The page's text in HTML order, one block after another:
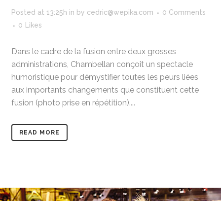
Posted at 13:25h in by cedric@wepika.com
0 Comments
0
Likes
Dans le cadre de la fusion entre deux grosses
administrations, Chambellan conçoit un spectacle
humoristique pour démystifier toutes les peurs liées
aux importants changements que constituent cette
fusion (photo prise en répétition)....
READ MORE